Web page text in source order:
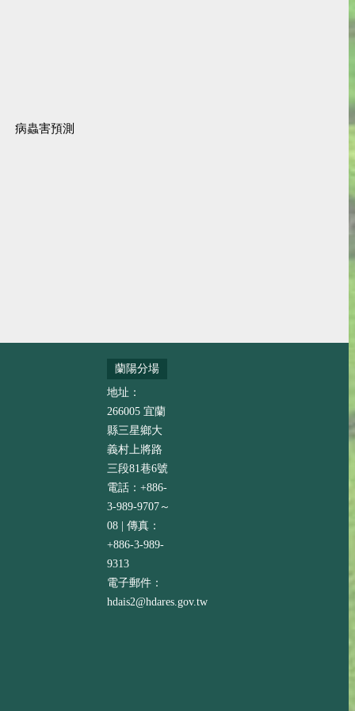
病蟲害預測
蘭陽分場
地址：
266005 宜蘭
縣三星鄉大
義村上將路
三段81巷6號
電話：+886-
3-989-9707～
08 | 傳真：
+886-3-989-
9313
電子郵件：
hdais2@hdares.gov.tw